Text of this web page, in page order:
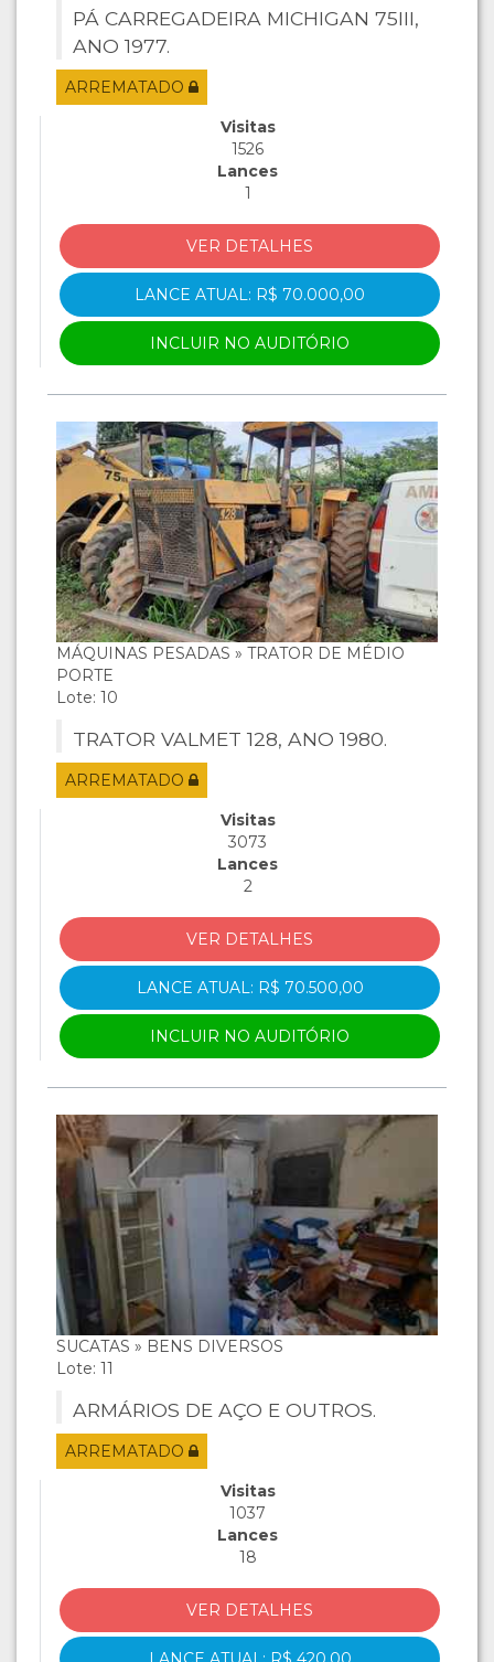
PÁ CARREGADEIRA MICHIGAN 75III,
ANO 1977.
ARREMATADO
Visitas
1526
Lances
1
VER DETALHES
LANCE ATUAL: R$ 70.000,00
INCLUIR NO AUDITÓRIO
MÁQUINAS PESADAS » TRATOR DE MÉDIO
PORTE
Lote: 10
TRATOR VALMET 128, ANO 1980.
ARREMATADO
Visitas
3073
Lances
2
VER DETALHES
LANCE ATUAL: R$ 70.500,00
INCLUIR NO AUDITÓRIO
SUCATAS » BENS DIVERSOS
Lote: 11
ARMÁRIOS DE AÇO E OUTROS.
ARREMATADO
Visitas
1037
Lances
18
VER DETALHES